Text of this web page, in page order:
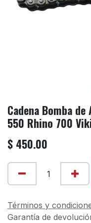
Cadena Bomba
550 Rhino 700
$ 450.00
Términos y
Garantía de